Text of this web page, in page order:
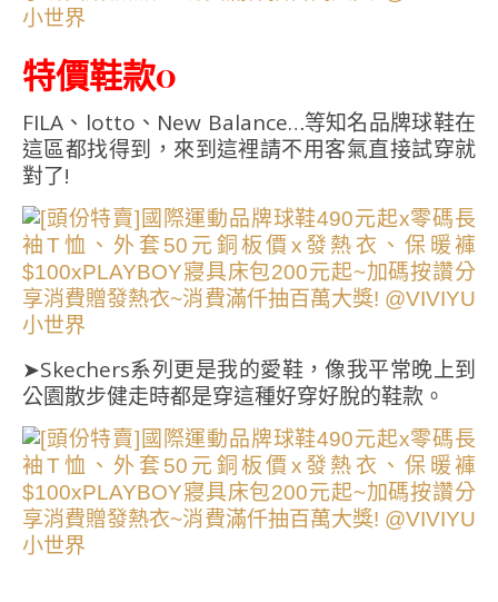
特價鞋款0
FILA、lotto、New Balance…等知名品牌球鞋在
這區都找得到，來到這裡請不用客氣直接試穿就
對了!
➤Skechers系列更是我的愛鞋，像我平常晚上到
公園散步健走時都是穿這種好穿好脫的鞋款。